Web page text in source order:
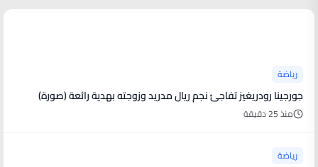
رياضة
جورجينا رودريغيز تفاجئ نجم ريال مدريد وزوجته بهدية رائعة (صورة)
منذ 25 دقيقة
رياضة